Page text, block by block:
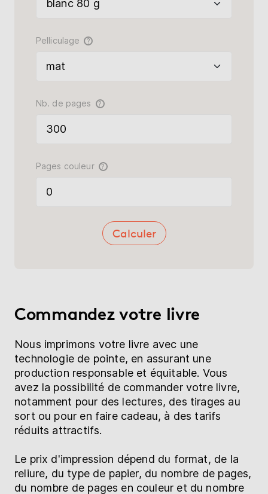
Pelliculage ?
Nb. de pages ?
Pages couleur ?
Calculer
Commandez votre livre
Nous imprimons votre livre avec une
technologie de pointe, en assurant une
production responsable et équitable. Vous
avez la possibilité de commander votre livre,
notamment pour des lectures, des tirages au
sort ou pour en faire cadeau, à des tarifs
réduits attractifs.
Le prix d'impression dépend du format, de la
reliure, du type de papier, du nombre de pages,
du nombre de pages en couleur et du nombre